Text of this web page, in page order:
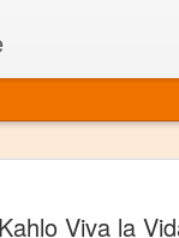
Viva la